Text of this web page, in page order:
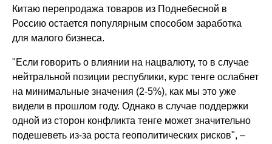
Китаю перепродажа товаров из Поднебесной в
Россию остается популярным способом заработка
для малого бизнеса.
"Если говорить о влиянии на нацвалюту, то в случае
нейтральной позиции республики, курс тенге ослабнет
на минимальные значения (2-5%), как мы это уже
видели в прошлом году. Однако в случае поддержки
одной из сторон конфликта тенге может значительно
подешеветь из-за роста геополитических рисков", –